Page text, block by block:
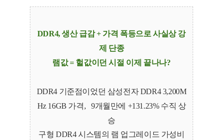
DDR4, 생산 급감 + 가격 폭등으로 사실상 강
제 단종
램값 = 헐값이던 시절 이제 끝나나?
DDR4 기준점이었던 삼성전자 DDR4 3,200M
Hz 16GB 가격, 9개월만에 +131.23% 수직 상
승
구형 DDR4 시스템의 램 업그레이드 가성비